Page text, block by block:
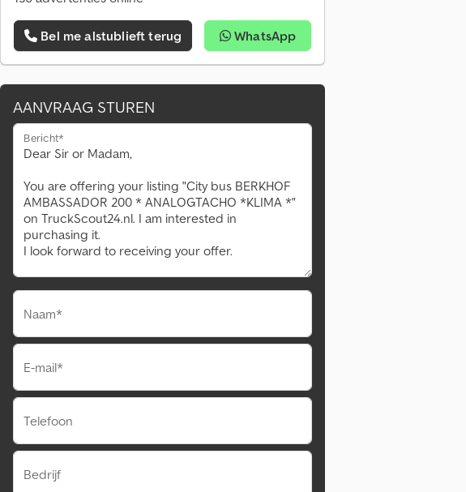
Bel me alstublieft terug WhatsApp
AANVRAAG STUREN
Bericht*
Naam*
E-mail*
Telefoon
Bedrijf